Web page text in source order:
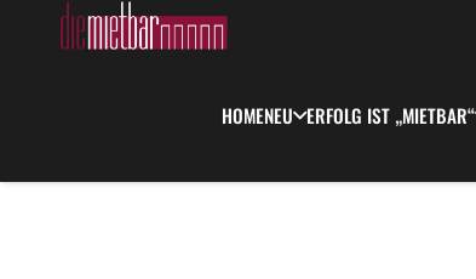
HOMENEU ERFOLG IST „MIETBAR“